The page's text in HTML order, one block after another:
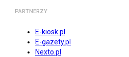
PARTNERZY
E-kiosk.pl
E-gazety.pl
Nexto.pl